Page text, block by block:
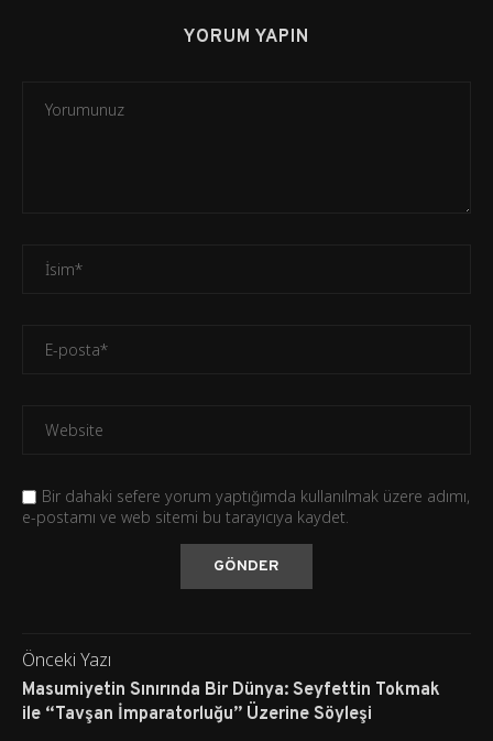
YORUM YAPIN
Bir dahaki sefere yorum yaptığımda kullanılmak üzere adımı,
e-postamı ve web sitemi bu tarayıcıya kaydet.
Önceki Yazı
Masumiyetin Sınırında Bir Dünya: Seyfettin Tokmak
ile “Tavşan İmparatorluğu” Üzerine Söyleşi